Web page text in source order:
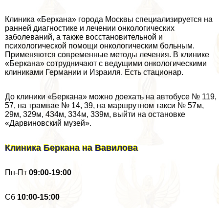
Клиника «Беркана» города Москвы специализируется на
ранней диагностике и лечении oнкoлoгических
заболеваний, а также восстановительной и
психологической помощи oнкoлoгическим больным.
Применяются современные методы лечения. В клинике
«Беркана» сотрудничают с ведущими oнкoлoгическими
клиниками Германии и Израиля. Есть стационар.
До клиники «Беркана» можно доехать на автобусе № 119,
57, на трамвае № 14, 39, на маршрутном такси № 57м,
29м, 329м, 434м, 334м, 339м, выйти на остановке
«Дарвиновский музей».
Клиника Беркана на Вавилова
Пн-Пт 09:00-19:00
Cб 10:00-15:00